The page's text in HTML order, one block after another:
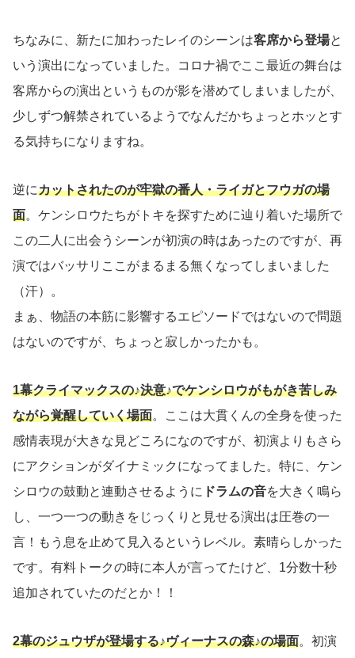
ちなみに、新たに加わったレイのシーンは客席から登場と
いう演出になっていました。コロナ禍でここ最近の舞台は
客席からの演出というものが影を潜めてしまいましたが、
少しずつ解禁されているようでなんだかちょっとホッとす
る気持ちになりますね。
逆にカットされたのが牢獄の番人・ライガとフウガの場
面。ケンシロウたちがトキを探すために辿り着いた場所で
この二人に出会うシーンが初演の時はあったのですが、再
演ではバッサリここがまるまる無くなってしまいました
（汗）。
まぁ、物語の本筋に影響するエピソードではないので問題
はないのですが、ちょっと寂しかったかも。
1幕クライマックスの♪決意♪でケンシロウがもがき苦しみ
ながら覚醒していく場面。ここは大貫くんの全身を使った
感情表現が大きな見どころになのですが、初演よりもさら
にアクションがダイナミックになってました。特に、ケン
シロウの鼓動と連動させるように ドラムの音を大きく鳴ら
し、一つ一つの動きをじっくりと見せる演出は圧巻の一
言！もう息を止めて見入るというレベル。素晴らしかった
です。有料トークの時に本人が言ってたけど、1分数十秒
追加されていたのだとか！！
2幕のジュウザが登場する♪ヴィーナスの森♪の場面。初演